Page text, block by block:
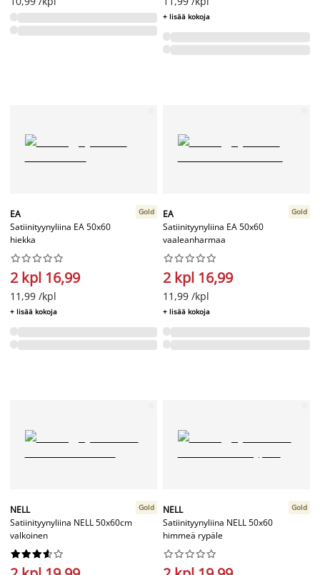
+ lisää kokoja
EA
Satiinityynyliina EA 50x60
hiekka
Gold






2 kpl 16,99
11,99 /kpl
+ lisää kokoja
EA
Satiinityynyliina EA 50x60
vaaleanharmaa
Gold






2 kpl 16,99
11,99 /kpl
+ lisää kokoja
NELL
Satiinityynyliina NELL 50x60cm
valkoinen
Gold






NELL
Satiinityynyliina NELL 50x60
himmeä rypäle
Gold





